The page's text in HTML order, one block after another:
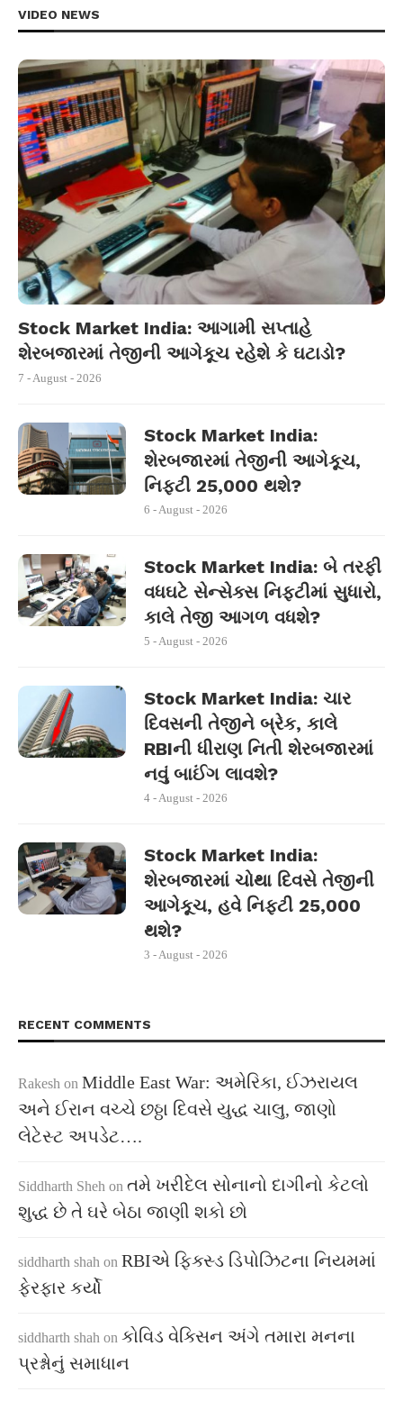
VIDEO NEWS
Stock Market India: આગામી સપ્તાહે
શેરબજારમાં તેજીની આગેકૂચ રહેશે કે ઘટાડો?
7 - August - 2026
Stock Market India:
શેરબજારમાં તેજીની આગેકૂચ,
નિફ્ટી 25,000 થશે?
6 - August - 2026
Stock Market India: બે તરફી
વધઘટે સેન્સેક્સ નિફ્ટીમાં સુધારો,
કાલે તેજી આગળ વધશે?
5 - August - 2026
Stock Market India: ચાર
દિવસની તેજીને બ્રેક, કાલે
RBIની ધીરાણ નિતી શેરબજારમાં
નવું બાઈંગ લાવશે?
4 - August - 2026
Stock Market India:
શેરબજારમાં ચોથા દિવસે તેજીની
આગેકૂચ, હવે નિફ્ટી 25,000
થશે?
3 - August - 2026
RECENT COMMENTS
Rakesh on Middle East War: અમેરિકા, ઈઝરાયલ
અને ઈરાન વચ્ચે છઠ્ઠા દિવસે યુદ્ધ ચાલુ, જાણો
લેટેસ્ટ અપડેટ….
Siddharth Sheh on તમે ખરીદેલ સોનાનો દાગીનો કેટલો
શુદ્ધ છે તે ઘરે બેઠા જાણી શકો છો
siddharth shah on RBIએ ફિક્સ્ડ ડિપોઝિટના નિયમમાં
ફેરફાર કર્યો
siddharth shah on કોવિડ વેક્સિન અંગે તમારા મનના
પ્રશ્નોનું સમાધાન